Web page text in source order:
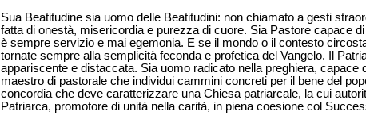
Sua Beatitudine sia uomo delle Beatitudini: non chiamato a gesti
fatta di onestà, misericordia e purezza di cuore. Sia Pastore capace
è sempre servizio e mai egemonia. E se il mondo o il contesto
tornate sempre alla semplicità feconda e profetica del Vangelo. Il
appariscente e distaccata. Sia uomo radicato nella preghiera,
maestro di pastorale che individui cammini concreti per il bene del
concordia che deve caratterizzare una Chiesa patriarcale, la cui
Patriarca, promotore di unità nella carità, in piena coesione col